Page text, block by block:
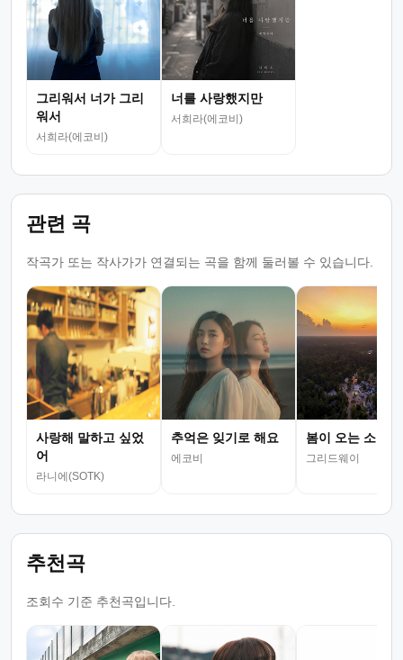
그리워서 너가 그리
워서
서희라(에코비)
너를 사랑했지만
서희라(에코비)
관련 곡
작곡가 또는 작사가가 연결되는 곡을 함께 둘러볼 수 있습니다.
사랑해 말하고 싶었
어
라니에(SOTK)
추억은 잊기로 해요
에코비
봄이 오는 소리
그리드웨이
추천곡
조회수 기준 추천곡입니다.